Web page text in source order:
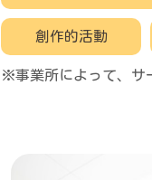
創作的活動
※事業所によって、サ